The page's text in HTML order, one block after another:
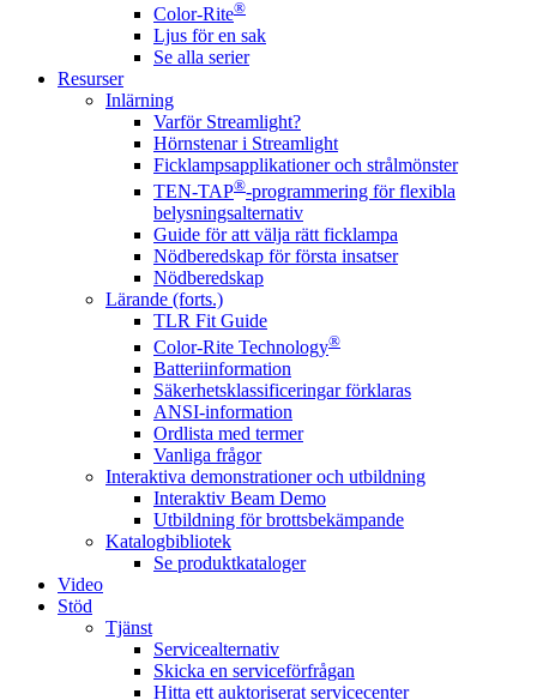
Color-Rite®
Ljus för en sak
Se alla serier
Resurser
Inlärning
Varför Streamlight?
Hörnstenar i Streamlight
Ficklampsapplikationer och strålmönster
TEN-TAP®-programmering för flexibla
belysningsalternativ
Guide för att välja rätt ficklampa
Nödberedskap för första insatser
Nödberedskap
Lärande (forts.)
TLR Fit Guide
Color-Rite Technology®
Batteriinformation
Säkerhetsklassificeringar förklaras
ANSI-information
Ordlista med termer
Vanliga frågor
Interaktiva demonstrationer och utbildning
Interaktiv Beam Demo
Utbildning för brottsbekämpande
Katalogbibliotek
Se produktkataloger
Video
Stöd
Tjänst
Servicealternativ
Skicka en serviceförfrågan
Hitta ett auktoriserat servicecenter